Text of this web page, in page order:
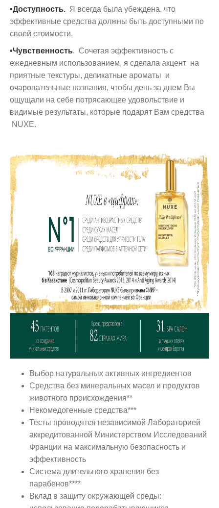
•Доступность. Я всегда была убеждена, что
эффективные средства должны быть доступными по
своей стоимости.
•Чувственность. Сочетая эффективность с
ежедневным использованием, я сделала акцент на
приятные текстуры, деликатные ароматы и
очаровательные названия, чтобы день за днем Вы
ощущали на себе потрясающее удовольствие и
видимые результаты, которые подарят Вам средства
NUXE.
Выбор натуральных активных ингредиентов
Средства без минеральных масел и продуктов
животного происхождения**
Некомедогенные средства***
Тесты проводятся независимой Лабораторией
аккредитованной Министерством Исследований
Франции на максимальную безопасность и
эффективность
Система длительного хранения без
парабенов****
Вклад в защиту окружающей среды: